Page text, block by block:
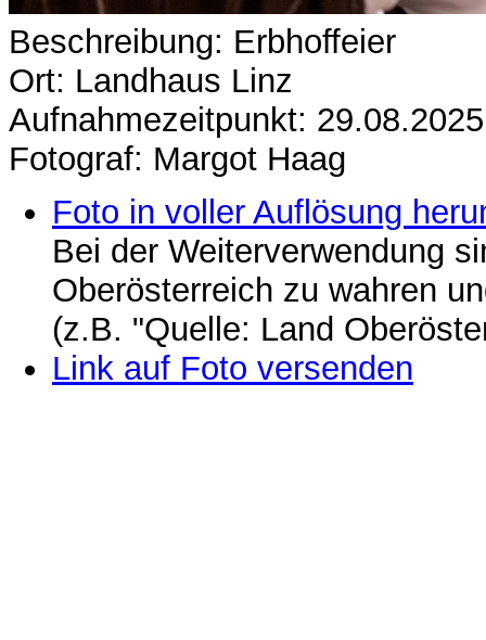
Beschreibung: Erbhoffeier
Ort: Landhaus Linz
Aufnahmezeitpunkt: 29.08.2025
Fotograf: Margot Haag
Foto in voller Auflösung
Bei der Weiterverwendung
Oberösterreich zu wahren
(z.B. "Quelle: Land
Link auf Foto versenden